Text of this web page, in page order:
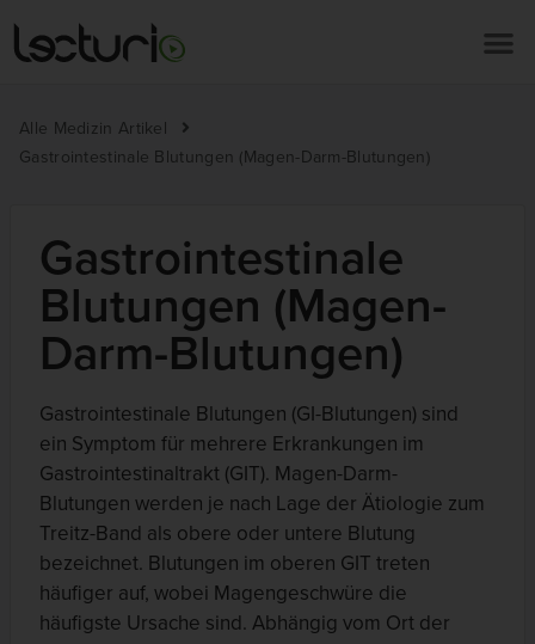
Alle Medizin Artikel
Gastrointestinale Blutungen (Magen-Darm-Blutungen)
Gastrointestinale
Blutungen (Magen-
Darm-Blutungen)
Gastrointestinale Blutungen (GI-Blutungen) sind
ein Symptom für mehrere Erkrankungen im
Gastrointestinaltrakt (GIT). Magen-Darm-
Blutungen werden je nach Lage der Ätiologie zum
Treitz-Band als obere oder untere Blutung
bezeichnet. Blutungen im oberen GIT treten
häufiger auf, wobei Magengeschwüre die
häufigste Ursache sind. Abhängig vom Ort der